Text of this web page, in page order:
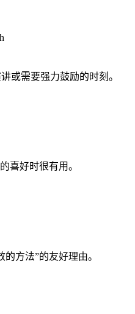
或需要强力鼓励的时刻。
喜好时很有用。
方法”的友好理由。